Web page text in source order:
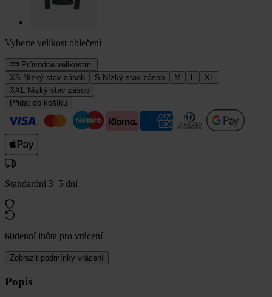
Vyberte velikost oblečení
Průvodce velikostmi
XS Nízký stav zásob S Nízký stav zásob M L
XL
XXL
Nízký stav zásob
Přidat do košíku
Standardní 3–5 dní
60denní lhůta pro vrácení
Zobrazit podmínky vrácení
Popis